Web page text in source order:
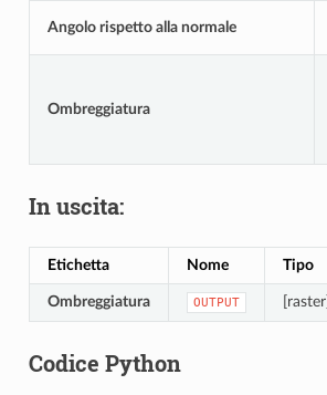
Angolo rispetto alla normale
Ombreggiatura
In uscita:
Etichetta Nome Tipo
Ombreggiatura OUTPUT [raster]
Codice Python